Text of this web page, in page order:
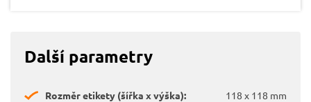
Další parametry
Rozměr etikety (šířka x výška): 118 x 118 mm